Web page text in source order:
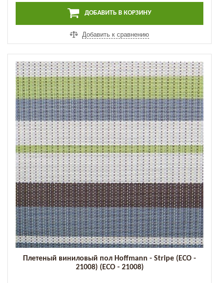
ДОБАВИТЬ В КОРЗИНУ
Добавить к сравнению
Плетеный виниловый пол Hoffmann - Stripe (ECO -
21008) (ECO - 21008)